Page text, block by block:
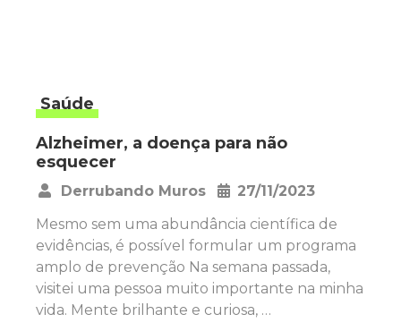
Saúde
Alzheimer, a doença para não
esquecer
Derrubando Muros
27/11/2023
Mesmo sem uma abundância científica de
evidências, é possível formular um programa
amplo de prevenção Na semana passada,
visitei uma pessoa muito importante na minha
vida. Mente brilhante e curiosa, …